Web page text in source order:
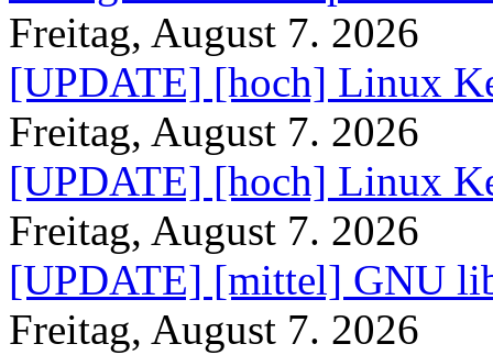
Freitag, August 7. 2026
[UPDATE] [hoch] Linux
Freitag, August 7. 2026
[UPDATE] [hoch] Linux
Freitag, August 7. 2026
[UPDATE] [mittel] GNU
Freitag, August 7. 2026